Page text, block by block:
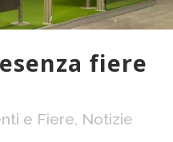
fiere
e Fiere, Notizie